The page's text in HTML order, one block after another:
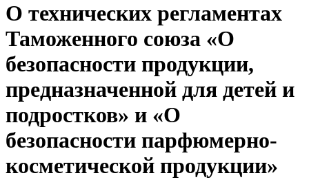
О технических регламентах
Таможенного союза «О
безопасности продукции,
предназначенной для детей и
подростков» и «О
безопасности парфюмерно-
косметической продукции»